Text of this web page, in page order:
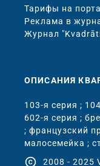
Тарифы на
Реклама в
Журнал
ОПИСАНИЯ
103-я серия ;
602-я серия ;
; французский
малосемейка ;
copyright 2008 - 2025